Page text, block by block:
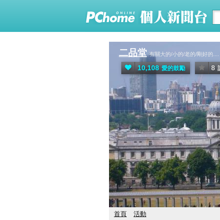
二品堂 有關大的/小的/老的/剛好的....
10,108 愛的鼓勵 8
首頁 活動